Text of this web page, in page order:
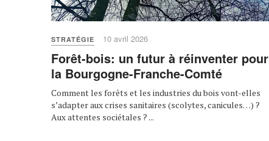
STRATÉGIE 10 avril 2026
Forêt-bois: un futur à réinventer pour
la Bourgogne-Franche-Comté
Comment les forêts et les industries du bois vont-elles
s’adapter aux crises sanitaires (scolytes, canicules…) ?
Aux attentes sociétales ? ...